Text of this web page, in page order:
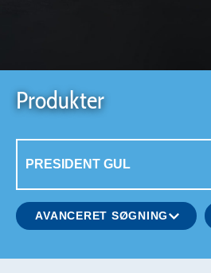
Produkter
AVANCERET SØGNING